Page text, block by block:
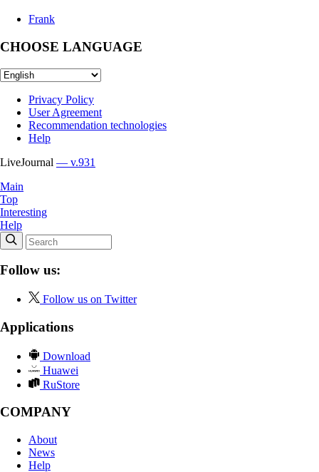
Frank
CHOOSE LANGUAGE
Privacy Policy
User Agreement
Recommendation technologies
Help
LiveJournal — v.931
Main
Top
Interesting
Help
Follow us:
Follow us on Twitter
Applications
Download
Huawei
RuStore
COMPANY
About
News
Help